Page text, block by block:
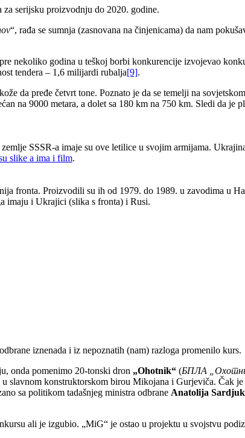
za serijsku proizvodnju do 2020. godine.
“, rađa se sumnja (zasnovana na činjenicama) da nam
nekoliko godina u teškoj borbi konkurencije izvojevao
tendera – 1,6 milijardi rubalja[9].
da pređe četvrt tone. Poznato je da se temelji na
na 9000 metara, a dolet sa 180 km na 750 km. Sledi da je
SSSR-a imaje su ove letilice u svojim armijama.
slike a ima i film.
fronta. Proizvodili su ih od 1979. do 1989. u zavodima u
imaju i Ukrajici (slika s fronta) i Rusi.
iznenada i iz nepoznatih (nam) razloga promenilo kurs.
onda pomenimo 20-tonski dron „Ohotnik“ (БПЛА
u slavnom konstruktorskom birou Mikojana i Gurjeviča. Čak
sa politikom tadašnjeg ministra odbrane Anatolija
ali je izgubio. „MiG“ je ostao u projektu u svojstvu